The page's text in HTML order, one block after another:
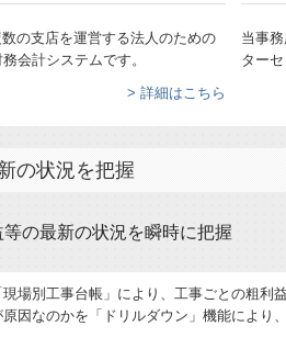
の支店を運営する法人のための
会計システムです。
> 詳細はこちら
当事
ター
の状況を把握
の最新の状況を瞬時に把握
現場別工事台帳」により、工事ごとの粗
因なのかを「ドリルダウン」機能により